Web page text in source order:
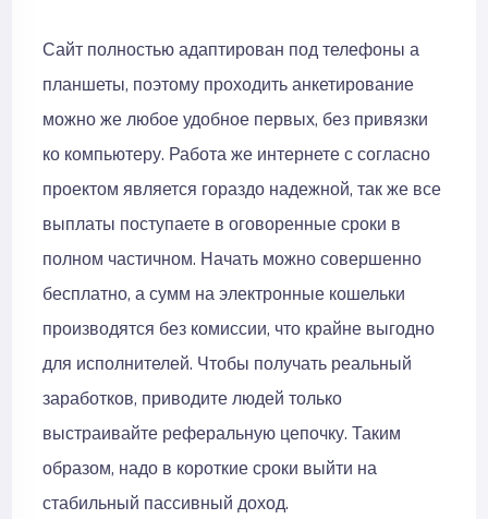
Сайт полностью адаптирован под телефоны а
планшеты, поэтому проходить анкетирование
можно же любое удобное первых, без привязки
ко компьютеру. Работа же интернете с согласно
проектом является гораздо надежной, так же все
выплаты поступаете в оговоренные сроки в
полном частичном. Начать можно совершенно
бесплатно, а сумм на электронные кошельки
производятся без комиссии, что крайне выгодно
для исполнителей. Чтобы получать реальный
заработков, приводите людей только
выстраивайте реферальную цепочку. Таким
образом, надо в короткие сроки выйти на
стабильный пассивный доход.